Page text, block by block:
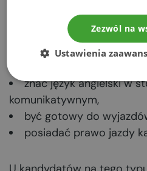
ochrony środowiska,
bardzo dobrze znać
ochrony środowiska,
znać język angielski w
komunikatywnym,
być gotowy do
posiadać prawo jazdy
Zezwól na
Ustawienia